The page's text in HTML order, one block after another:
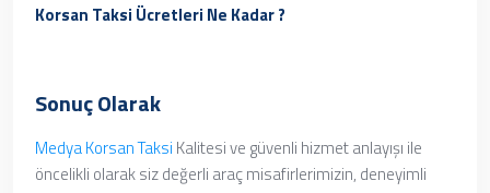
Korsan Taksi Ücretleri Ne Kadar ?
Sonuç Olarak
Medya Korsan Taksi Kalitesi ve güvenli hizmet anlayışı ile
öncelikli olarak siz değerli araç misafirlerimizin, deneyimli